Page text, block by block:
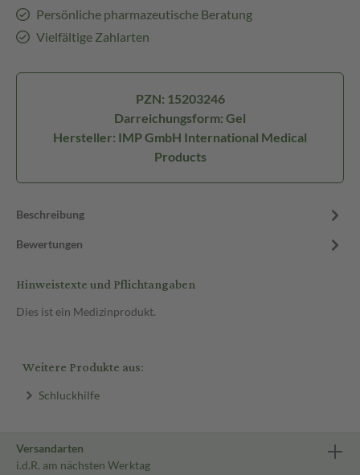
Persönliche pharmazeutische Beratung
Vielfältige Zahlarten
PZN: 15203246
Darreichungsform: Gel
Hersteller: IMP GmbH International Medical
Products
Beschreibung
Bewertungen
Hinweistexte und Pflichtangaben
Dies ist ein Medizinprodukt.
Weitere Produkte aus:
Schluckhilfe
Versandarten
i.d.R. am nächsten Werktag